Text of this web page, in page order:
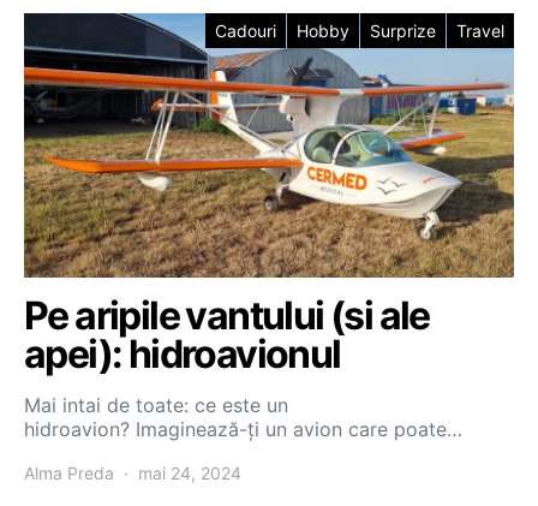
Cadouri Hobby Surprize Travel
Pe aripile vantului (si ale
apei): hidroavionul
Mai intai de toate: ce este un
hidroavion? Imaginează-ți un avion care poate…
Alma Preda mai 24, 2024